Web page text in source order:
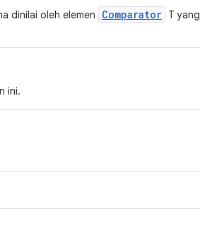
dinilai oleh elemen Comparator T yang
ini.